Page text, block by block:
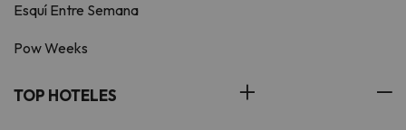
Esquí Entre Semana
Pow Weeks
TOP HOTELES